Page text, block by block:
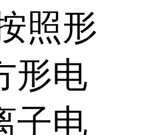
照形
形电
子电